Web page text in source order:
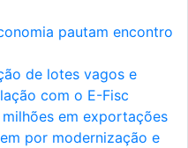
pautam encontro
de lotes vagos e
com o E-Fisc
em exportações
por modernização e